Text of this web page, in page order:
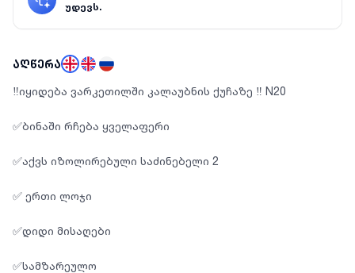
უდევს.
აღწერა
‼️იყიდება ვარკეთილში კალაუბნის ქუჩაზე ‼️ N20
✅ბინაში რჩება ყველაფერი
✅აქვს იზოლირებული საძინებელი 2
✅ ერთი ლოჯი
✅დიდი მისაღები
✅სამზარეულო